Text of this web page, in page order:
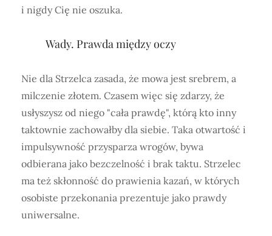
i nigdy Cię nie oszuka.
Wady. Prawda między oczy
Nie dla Strzelca zasada, że mowa jest srebrem, a
milczenie złotem. Czasem więc się zdarzy, że
usłyszysz od niego "cała prawdę", którą kto inny
taktownie zachowałby dla siebie. Taka otwartość i
impulsywność przysparza wrogów, bywa
odbierana jako bezczelność i brak taktu. Strzelec
ma też skłonność do prawienia kazań, w których
osobiste przekonania prezentuje jako prawdy
uniwersalne.